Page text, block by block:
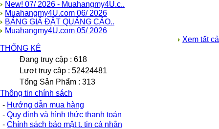
New! 07/ 2026 - Muahangmy4U.c..
Muahangmy4U.com 06/ 2026
BẢNG GIÁ ĐẶT QUẢNG CÁO..
Muahangmy4U.com 05/ 2026
Xem tất cả
THỐNG KÊ
Đang truy cập : 618
Lượt truy cập : 52424481
Tổng Sản Phẩm : 313
Thông tin chính sách
- Hướng dẫn mua hàng
- Quy định và hình thức thanh toán
- Chính sách bảo mật t. tin cá nhân